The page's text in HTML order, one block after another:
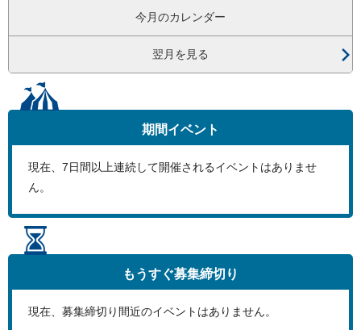
今月のカレンダー
翌月を見る
期間イベント
現在、 7日間以上連続して開催されるイベントはありませ
ん。
もうすぐ募集締切り
現在、募集締切り間近のイベントはありません。